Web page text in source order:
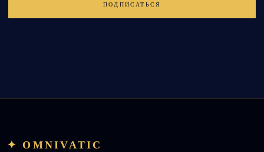
ПОДПИСАТЬСЯ
✦ OMNIVATIC